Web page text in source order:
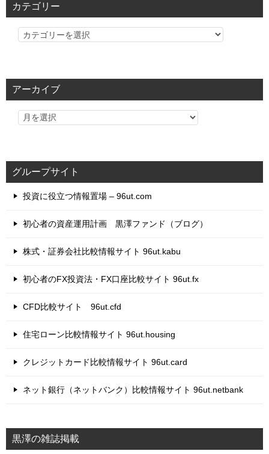
カテゴリー
カ
リ
アーカイブ
グループサイト
投資に役立つ情報置場 – 96ut.com
初心者の資産運用計画 黒澤ファンド（ブログ）
株式・証券会社比較情報サイト 96ut.kabu
初心者のFX投資法・FX口座比較サイト 96ut.fx
CFD比較サイト 96ut.cfd
住宅ローン比較情報サイト 96ut.housing
クレジットカード比較情報サイト 96ut.card
ネット銀行（ネットバンク）比較情報サイト 96ut.netbank
黒澤の雑誌掲載